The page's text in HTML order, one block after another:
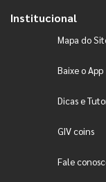
Institucional
Mapa do
Baixe o App
Dicas e
GIV coins
Fale